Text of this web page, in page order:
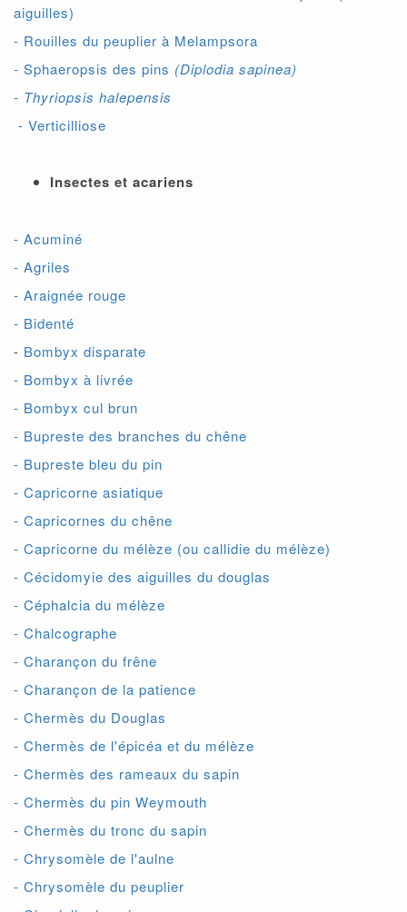
aiguilles)
- Rouilles du peuplier à Melampsora
- Sphaeropsis des pins (Diplodia sapinea)
- Thyriopsis halepensis
- Verticilliose
Insectes et acariens
- Acuminé
- Agriles
- Araignée rouge
- Bidenté
- Bombyx disparate
- Bombyx à livrée
- Bombyx cul brun
- Bupreste des branches du chêne
- Bupreste bleu du pin
- Capricorne asiatique
- Capricornes du chêne
- Capricorne du mélèze (ou callidie du mélèze)
- Cécidomyie des aiguilles du douglas
- Céphalcia du mélèze
- Chalcographe
- Charançon du frêne
- Charançon de la patience
- Chermès du Douglas
- Chermès de l'épicéa et du mélèze
- Chermès des rameaux du sapin
- Chermès du pin Weymouth
- Chermès du tronc du sapin
- Chrysomèle de l'aulne
- Chrysomèle du peuplier